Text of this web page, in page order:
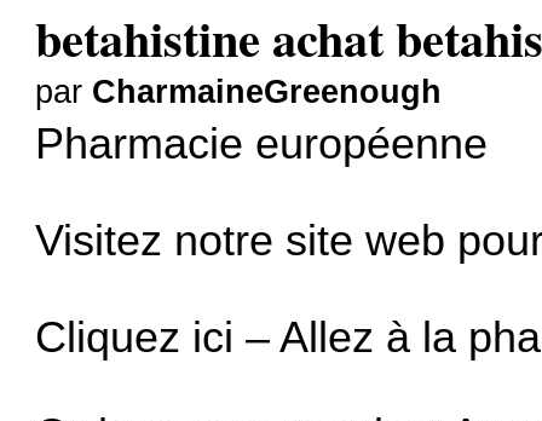
betahistine achat
par CharmaineGreenough
Pharmacie européenne
Visitez notre site web
Cliquez ici – Allez à la